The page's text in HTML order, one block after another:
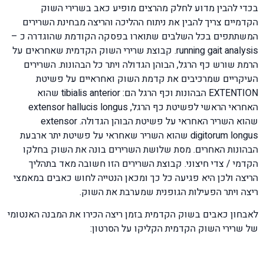
בכדי להבין מדוע לחלק מהרצים מופיע כאב בשרירי השוק
הקדמיים צריך להבין את ניתוח ההליכה והריצה מבחינת השרירים
המשתתפים בכל השלבים שתוארו בפסקה הקודמת שהוגדרה כ –
running gait analysis. קבוצת שרירי השוק הקדמית שאחראים על
הרמת שורש כף הרגל, הבוהן הגדולה ויתר כל הבהונות. השרירים
העיקריים שמרכיבים את קדמת השוק ואחראיים על פשיטת
EXTENTION הבהונות וכף הרגל הם: tibialis anterior שהוא
האחראי הראשי לפשיטת כף הרגל, extensor hallucis longus
שהוא השריר האחראי על פשיטת הבוהן הגדולה. extensor
digitorum longus שהוא השריר שאחראי על פשיטת יתר ארבעת
הבהונות האחרים. מסת שלושת השרירים בונה את השוק בחלקו
הקדמי / צדי חיצוני. קבוצת השרירים הזו חשובה מאד בתהליך
הריצה ולכן היא פגיעה כל כך ומכאן הנטייה לחוש כאבים במאמצי
ריצה ויתר הפעילות הגופנית שמערבת את השוק.
לאבחון כאבים בשוק הקדמית בזמן ריצה הכירו את המבנה האנטומי
של שרירי השוק הקדמית הקליקו על הסרטון: